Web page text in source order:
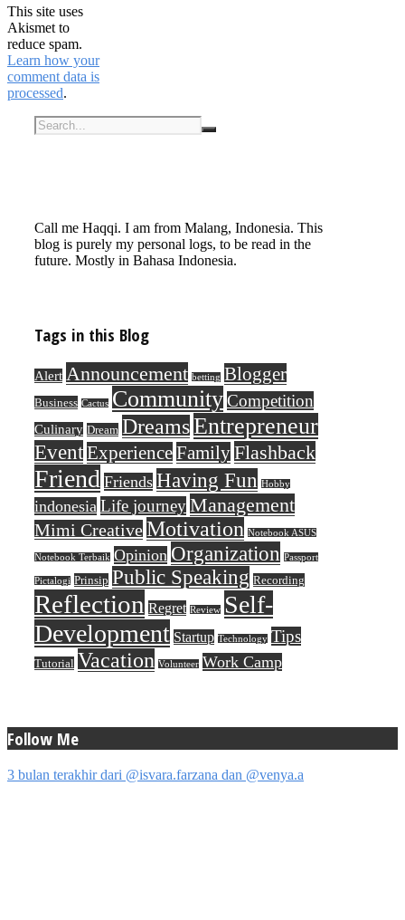
This site uses
Akismet to
reduce spam.
Learn how your
comment data is
processed.
Call me Haqqi. I am from Malang, Indonesia. This
blog is purely my personal logs, to be read in the
future. Mostly in Bahasa Indonesia.
Tags in this Blog
Alert Announcement betting Blogger
Business Cactus CommunityCompetition
Culinary Dream DreamsEntrepreneur
EventExperienceFamilyFlashback
Friend Friends Having Fun Hobby
indonesia Life journeyManagement
Mimi CreativeMotivation Notebook ASUS
Notebook Terbaik Opinion Organization Passport
Pictalogi Prinsip Public Speaking Recording
Reflection Regret Review Self-
Development Startup Technology Tips
Tutorial Vacation Volunteer Work Camp
Follow Me
3 bulan terakhir dari @isvara.farzana dan @venya.a